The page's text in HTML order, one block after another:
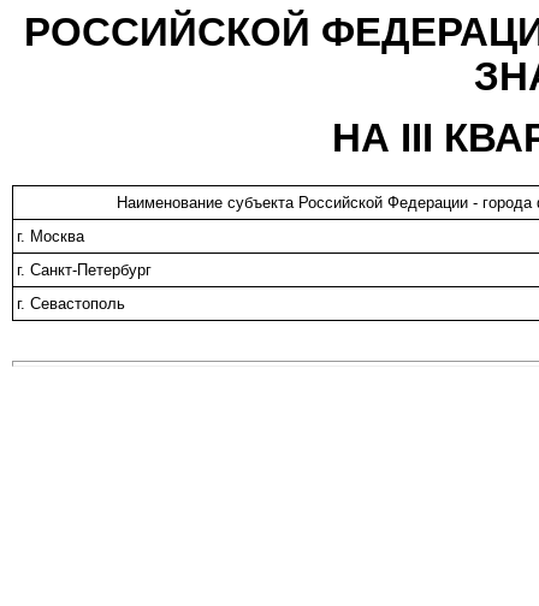
РОССИЙСКОЙ
НА III
Наименование субъекта Российской Федерации -
г. Москва
г. Санкт-Петербург
г. Севастополь